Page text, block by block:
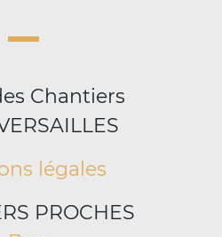
Chantiers
légales
PROCHES